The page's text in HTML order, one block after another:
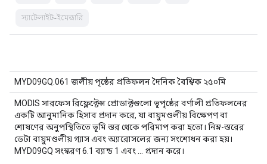
স্যাটেলাইট-ইমেজারি
MYD09GQ.061 জলীয় পৃষ্ঠের প্রতিফলন দৈনিক বৈশ্বিক ২৫০মি
MODIS সারফেস রিফ্লেক্টেন্স প্রোডাক্টগুলো ভূপৃষ্ঠের বর্ণালী প্রতিফলনের
একটি আনুমানিক হিসাব প্রদান করে, যা বায়ুমণ্ডলীয় বিক্ষেপণ বা
শোষণের অনুপস্থিতিতে ভূমি স্তর থেকে পরিমাপ করা হতো। নিম্ন-স্তরের
ডেটা বায়ুমণ্ডলীয় গ্যাস এবং অ্যারোসলের জন্য সংশোধন করা হয়।
MYD09GQ সংস্করণ 6.1 ব্যান্ড 1 এবং … প্রদান করে।